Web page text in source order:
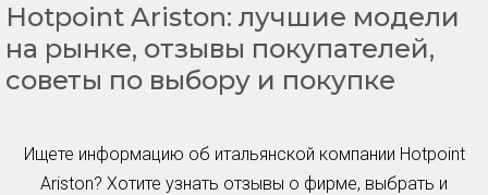
Hotpoint Ariston: лучшие модели
на рынке, отзывы покупателей,
советы по выбору и покупке
Ищете информацию об итальянской компании Hotpoint
Ariston? Хотите узнать отзывы о фирме, выбрать и